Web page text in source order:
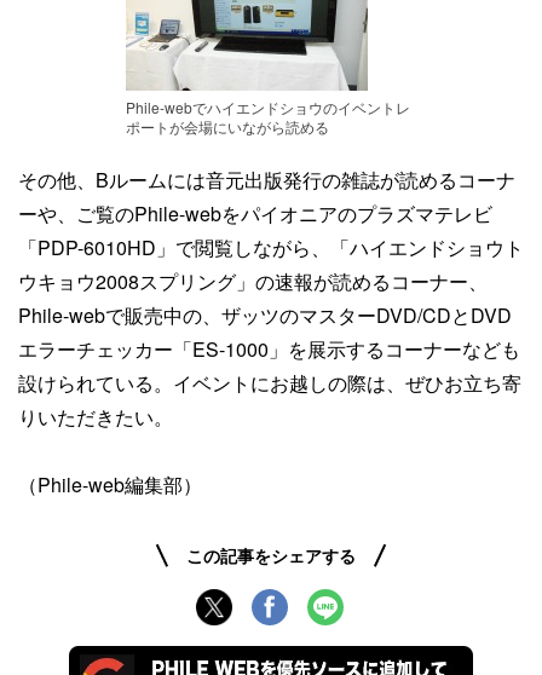
Phile-webでハイエンドショウのイベントレ
ポートが会場にいながら読める
その他、Bルームには音元出版発行の雑誌が読めるコーナ
ーや、ご覧のPhile-webをパイオニアのプラズマテレビ
「PDP-6010HD」で閲覧しながら、「ハイエンドショウト
ウキョウ2008スプリング」の速報が読めるコーナー、
Phile-webで販売中の、ザッツのマスターDVD/CDとDVD
エラーチェッカー「ES-1000」を展示するコーナーなども
設けられている。イベントにお越しの際は、ぜひお立ち寄
りいただきたい。
（Phile-web編集部）
この記事をシェアする